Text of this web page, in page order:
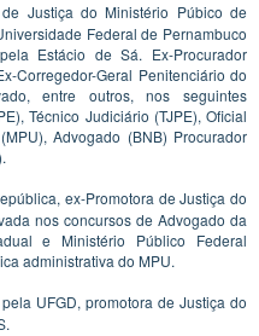
de Justiça do Ministério Púbico de
Federal de Pernambuco
Estácio de Sá. Ex-Procurador
Corregedor-Geral Penitenciário do
entre outros, nos seguintes
Técnico Judiciário (TJPE), Oficial
Advogado (BNB) Procurador
ex-Promotora de Justiça do
nos concursos de Advogado da
e Ministério Público Federal
administrativa do MPU.
UFGD, promotora de Justiça do